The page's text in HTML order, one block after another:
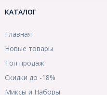
КАТАЛОГ
Главная
Новые товары
Топ продаж
Скидки до -18%
Миксы и Наборы